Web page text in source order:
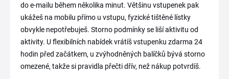
do e-mailu během několika minut. Většinu vstupenek pak
ukážeš na mobilu přímo u vstupu, fyzické tištěné lístky
obvykle nepotřebuješ. Storno podmínky se liší aktivitu od
aktivity. U flexibilních nabídek vrátíš vstupenku zdarma 24
hodin před začátkem, u zvýhodněných balíčků bývá storno
omezené, takže si pravidla přečti dřív, než nákup potvrdíš.